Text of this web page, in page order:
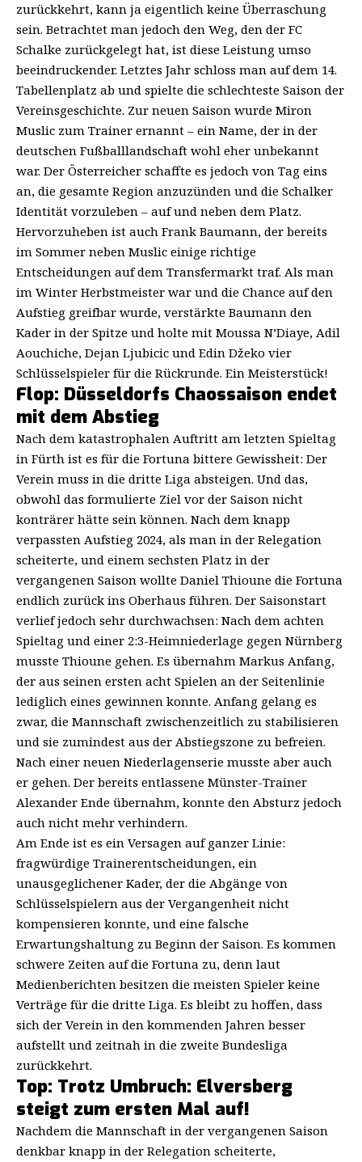
zurückkehrt, kann ja eigentlich keine Überraschung
sein. Betrachtet man jedoch den Weg, den der FC
Schalke zurückgelegt hat, ist diese Leistung umso
beeindruckender. Letztes Jahr schloss man auf dem 14.
Tabellenplatz ab und spielte die schlechteste Saison der
Vereinsgeschichte. Zur neuen Saison wurde Miron
Muslic zum Trainer ernannt – ein Name, der in der
deutschen Fußballlandschaft wohl eher unbekannt
war. Der Österreicher schaffte es jedoch von Tag eins
an, die gesamte Region anzuzünden und die Schalker
Identität vorzuleben – auf und neben dem Platz.
Hervorzuheben ist auch Frank Baumann, der bereits
im Sommer neben Muslic einige richtige
Entscheidungen auf dem Transfermarkt traf. Als man
im Winter Herbstmeister war und die Chance auf den
Aufstieg greifbar wurde, verstärkte Baumann den
Kader in der Spitze und holte mit Moussa N’Diaye, Adil
Aouchiche, Dejan Ljubicic und Edin Džeko vier
Schlüsselspieler für die Rückrunde. Ein Meisterstück!
Flop: Düsseldorfs Chaossaison endet
mit dem Abstieg
Nach dem katastrophalen Auftritt am letzten Spieltag
in Fürth ist es für die Fortuna bittere Gewissheit: Der
Verein muss in die dritte Liga absteigen. Und das,
obwohl das formulierte Ziel vor der Saison nicht
konträrer hätte sein können. Nach dem knapp
verpassten Aufstieg 2024, als man in der Relegation
scheiterte, und einem sechsten Platz in der
vergangenen Saison wollte Daniel Thioune die Fortuna
endlich zurück ins Oberhaus führen. Der Saisonstart
verlief jedoch sehr durchwachsen: Nach dem achten
Spieltag und einer 2:3-Heimniederlage gegen Nürnberg
musste Thioune gehen. Es übernahm Markus Anfang,
der aus seinen ersten acht Spielen an der Seitenlinie
lediglich eines gewinnen konnte. Anfang gelang es
zwar, die Mannschaft zwischenzeitlich zu stabilisieren
und sie zumindest aus der Abstiegszone zu befreien.
Nach einer neuen Niederlagenserie musste aber auch
er gehen. Der bereits entlassene Münster-Trainer
Alexander Ende übernahm, konnte den Absturz jedoch
auch nicht mehr verhindern.
Am Ende ist es ein Versagen auf ganzer Linie:
fragwürdige Trainerentscheidungen, ein
unausgeglichener Kader, der die Abgänge von
Schlüsselspielern aus der Vergangenheit nicht
kompensieren konnte, und eine falsche
Erwartungshaltung zu Beginn der Saison. Es kommen
schwere Zeiten auf die Fortuna zu, denn laut
Medienberichten besitzen die meisten Spieler keine
Verträge für die dritte Liga. Es bleibt zu hoffen, dass
sich der Verein in den kommenden Jahren besser
aufstellt und zeitnah in die zweite Bundesliga
zurückkehrt.
Top: Trotz Umbruch: Elversberg
steigt zum ersten Mal auf!
Nachdem die Mannschaft in der vergangenen Saison
denkbar knapp in der Relegation scheiterte,